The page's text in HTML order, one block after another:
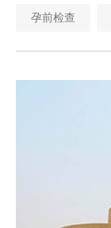
孕前检查